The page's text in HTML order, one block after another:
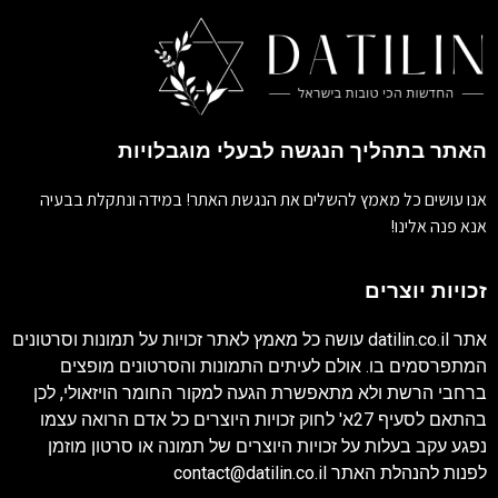
האתר בתהליך הנגשה לבעלי מוגבלויות
אנו עושים כל מאמץ להשלים את הנגשת האתר! במידה ונתקלת בבעיה
אנא פנה אלינו!
זכויות יוצרים
אתר datilin.co.il עושה כל מאמץ לאתר זכויות על תמונות וסרטונים
המתפרסמים בו. אולם לעיתים התמונות והסרטונים מופצים
ברחבי הרשת ולא מתאפשרת הגעה למקור החומר הויזאולי, לכן
בהתאם לסעיף 27א' לחוק זכויות היוצרים כל אדם הרואה עצמו
נפגע עקב בעלות על זכויות היוצרים של תמונה או סרטון מוזמן
לפנות להנהלת האתר contact@datilin.co.il